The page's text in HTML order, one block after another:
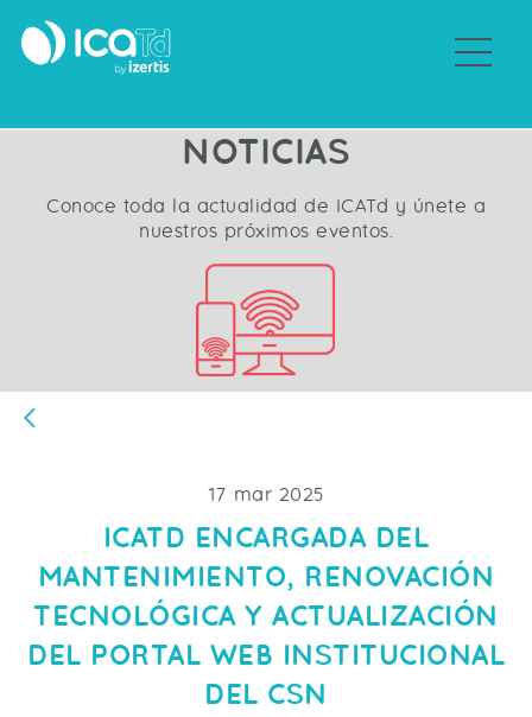
NOTICIAS
Conoce toda la actualidad de ICATd y únete a
nuestros próximos eventos.
17 mar 2025
ICATD ENCARGADA DEL
MANTENIMIENTO, RENOVACIÓN
TECNOLÓGICA Y ACTUALIZACIÓN
DEL PORTAL WEB INSTITUCIONAL
DEL CSN